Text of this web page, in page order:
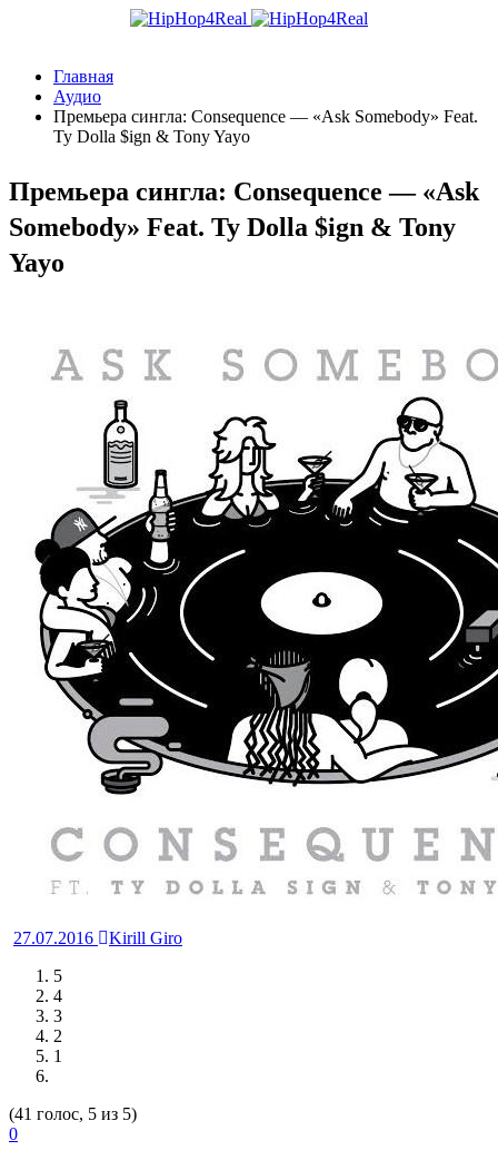
Главная
Аудио
Премьера сингла: Consequence — «Ask Somebody» Feat.
Ty Dolla $ign & Tony Yayo
Премьера сингла: Consequence — «Ask
Somebody» Feat. Ty Dolla $ign & Tony
Yayo
27.07.2016
Kirill Giro
5
4
3
2
1
(41 голос, 5 из 5)
0